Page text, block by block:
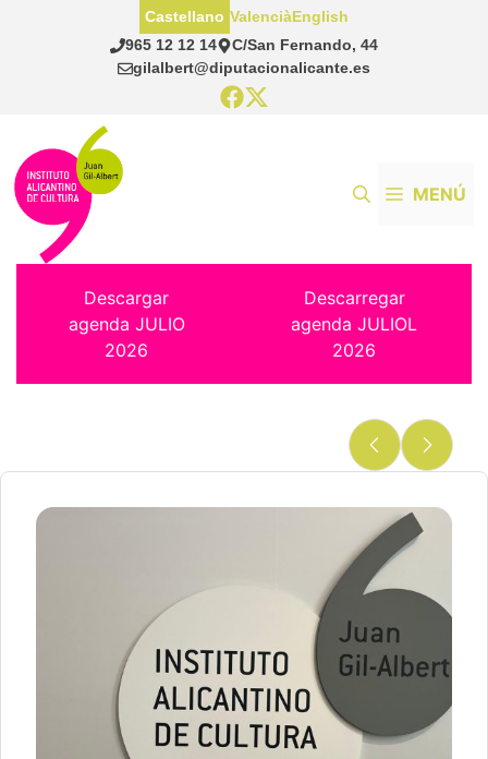
965 12 12 14
C/San Fernando, 44
gilalbert@diputacionalicante.es
Castellano ValenciàEnglish
MENÚ
Descargar
agenda JULIO
2026
Descarregar
agenda JULIOL
2026